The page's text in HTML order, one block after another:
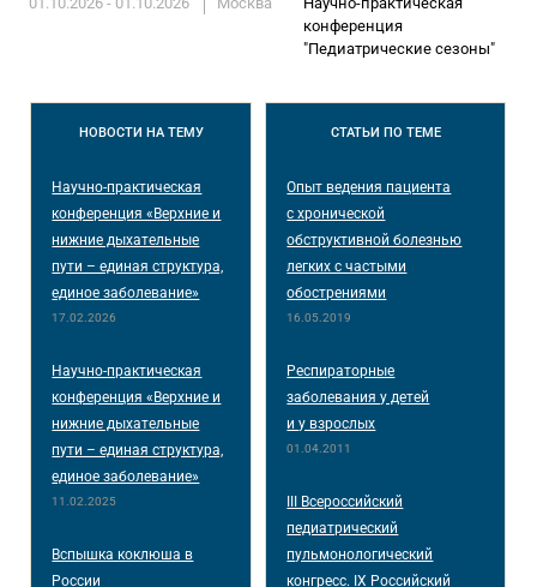
конференция
"Педиатрические сезоны"
НОВОСТИ НА ТЕМУ
Научно-практическая
конференция «Верхние и
нижние дыхательные
пути – единая структура,
единое заболевание»
17.02.2026
Научно-практическая
конференция «Верхние и
нижние дыхательные
пути – единая структура,
единое заболевание»
11.02.2025
Вспышка коклюша в
России
СТАТЬИ ПО ТЕМЕ
Опыт ведения пациента
с хронической
обструктивной болезнью
легких с частыми
обострениями
16.05.2019
Респираторные
заболевания у детей
и у взрослых
01.04.2011
III Всероссийский
педиатрический
пульмонологический
конгресс. IX Российский